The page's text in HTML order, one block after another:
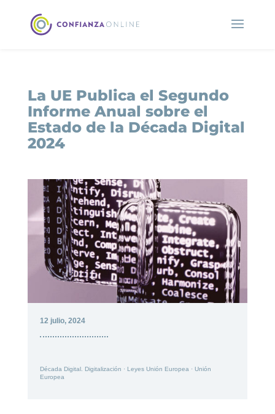
La UE Publica el Segundo
Informe Anual sobre el
Estado de la Década Digital
2024
12 julio, 2024
Década Digital. Digitalización · Leyes Unión Europea · Unión
Europea